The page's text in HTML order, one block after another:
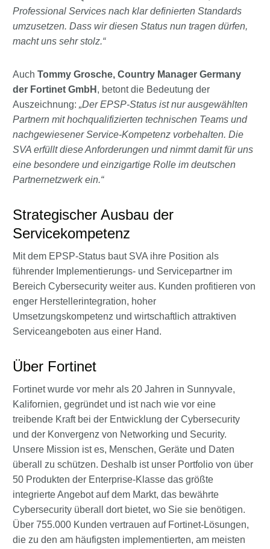
Professional Services nach klar definierten Standards
umzusetzen. Dass wir diesen Status nun tragen dürfen,
macht uns sehr stolz.“
Auch Tommy Grosche, Country Manager Germany
der Fortinet GmbH , betont die Bedeutung der
Auszeichnung: „Der EPSP-Status ist nur ausgewählten
Partnern mit hochqualifizierten technischen Teams und
nachgewiesener Service-Kompetenz vorbehalten. Die
SVA erfüllt diese Anforderungen und nimmt damit für uns
eine besondere und einzigartige Rolle im deutschen
Partnernetzwerk ein.“
Strategischer Ausbau der
Servicekompetenz
Mit dem EPSP-Status baut SVA ihre Position als
führender Implementierungs- und Servicepartner im
Bereich Cybersecurity weiter aus. Kunden profitieren von
enger Herstellerintegration, hoher
Umsetzungskompetenz und wirtschaftlich attraktiven
Serviceangeboten aus einer Hand.
Über Fortinet
Fortinet wurde vor mehr als 20 Jahren in Sunnyvale,
Kalifornien, gegründet und ist nach wie vor eine
treibende Kraft bei der Entwicklung der Cybersecurity
und der Konvergenz von Networking und Security.
Unsere Mission ist es, Menschen, Geräte und Daten
überall zu schützen. Deshalb ist unser Portfolio von über
50 Produkten der Enterprise-Klasse das größte
integrierte Angebot auf dem Markt, das bewährte
Cybersecurity überall dort bietet, wo Sie sie benötigen.
Über 755.000 Kunden vertrauen auf Fortinet-Lösungen,
die zu den am häufigsten implementierten, am meisten